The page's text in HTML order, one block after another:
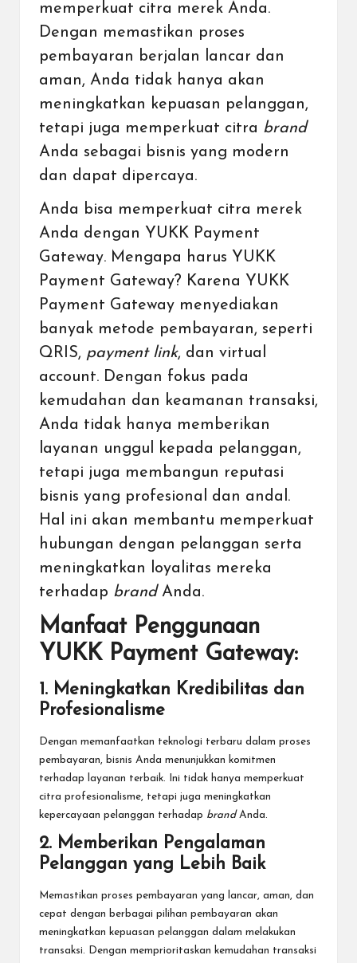
memperkuat citra merek Anda.
Dengan memastikan proses
pembayaran berjalan lancar dan
aman, Anda tidak hanya akan
meningkatkan kepuasan pelanggan,
tetapi juga memperkuat citra brand
Anda sebagai bisnis yang modern
dan dapat dipercaya.
Anda bisa memperkuat citra merek
Anda dengan YUKK Payment
Gateway. Mengapa harus YUKK
Payment Gateway? Karena YUKK
Payment Gateway menyediakan
banyak metode pembayaran, seperti
QRIS, payment link, dan virtual
account. Dengan fokus pada
kemudahan dan keamanan transaksi,
Anda tidak hanya memberikan
layanan unggul kepada pelanggan,
tetapi juga membangun reputasi
bisnis yang profesional dan andal.
Hal ini akan membantu memperkuat
hubungan dengan pelanggan serta
meningkatkan loyalitas mereka
terhadap brandAnda.
Manfaat Penggunaan
YUKK Payment Gateway:
1. Meningkatkan Kredibilitas dan
Profesionalisme
Dengan memanfaatkan teknologi terbaru dalam proses
pembayaran, bisnis Anda menunjukkan komitmen
terhadap layanan terbaik. Ini tidak hanya memperkuat
citra profesionalisme, tetapi juga meningkatkan
kepercayaan pelanggan terhadap brand Anda.
2. Memberikan Pengalaman
Pelanggan yang Lebih Baik
Memastikan proses pembayaran yang lancar, aman, dan
cepat dengan berbagai pilihan pembayaran akan
meningkatkan kepuasan pelanggan dalam melakukan
transaksi. Dengan memprioritaskan kemudahan transaksi